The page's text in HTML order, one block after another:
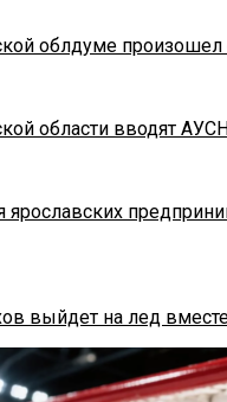
облдуме
области вводят
ярославских
выйдет на лед